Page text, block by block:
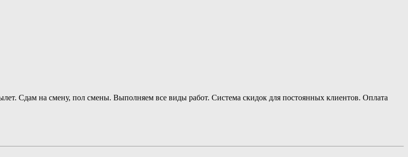
Сдам на смену, пол смены. Выполняем все виды работ. Система скидок для постоянных клиентов. Оплата